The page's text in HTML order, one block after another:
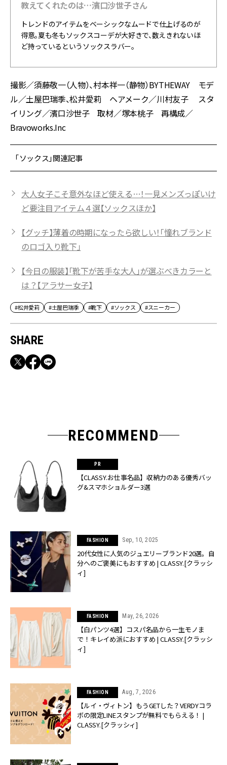
教えてくれたのは…濱口沙世子さん
トレンドのアイテムをベーシックなムードで仕上げるのが
得意。夏も冬もソックスコーデが大好きで、数えきれないほ
ど持っているというソックスラバー。
撮影／須藤敬一（人物）、村本祥一（静物）BYTHEWAY モデ
ル／土屋巴瑞季、松井愛莉 ヘアメーク／川村友子 スタ
イリング／濱口沙世子 取材／塚本桃子 再構成／
Bravoworks.Inc
「ソックス」関連記事
大人女子こそ意外なほど使える…！一見メンズっぽいけ
ど要注目アイテム４選【ソックスほか】
【グッチ】薄着の時期になったら欲しい！「憧れブランド
のロゴ入り靴下」
【今日の服装】「靴下が苦手な大人」が選ぶべきカラーと
は？【アラサー女子】
#松井愛莉 #土屋巴瑞季 #靴下 #ソックス #スニーカー
SHARE
RECOMMEND
【CLASSY.お仕事名品】収納力のある優秀バッ
グ&スマホショルダー3選
FASHION Sep, 10, 2025
20代女性に人気のジュエリーブランド20選。自
分へのご褒美にもおすすめ | CLASSY.[クラッシ
ィ]
FASHION May, 26, 2026
【白パンツ4選】コスパ名品から一生モノま
で！キレイめ派におすすめ | CLASSY.[クラッシ
ィ]
FASHION Aug, 7, 2026
【ルイ・ヴィトン】もうGETした？VERDYコラ
ボの限定LINEスタンプが無料でもらえる！ |
CLASSY.[クラッシィ]